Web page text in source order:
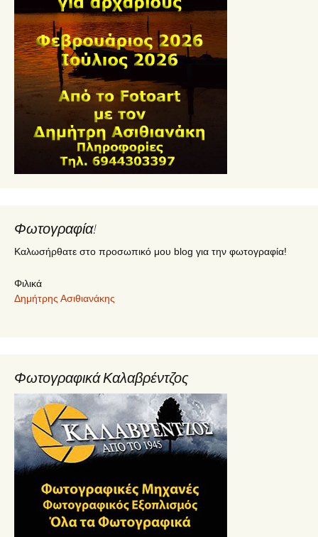
Φωτογραφία!
Καλωσήρθατε στο προσωπικό μου blog για την φωτογραφία!
Φιλικά
Δημήτρης Ασιθιανάκης
Φωτογραφικά Καλαβρέντζος